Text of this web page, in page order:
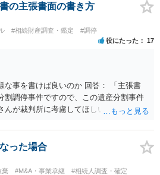
の主張書面の書き方
#相続財産調査・鑑定 #調停
役にたった 17
な事を書けば良いのか 回答： 「主張書
割調停事件ですので、この遺産分割事件
んが裁判所に考慮してほしいと思う、亡
事実や考慮してほしい事情に関連して
ば、主張書面とは別で提出できます。も
いような資料がある場合、「非開示の希
することも考えられます。 ご質問：書
った場合
棄 #M&A・事業承継
#相続人調査・確定